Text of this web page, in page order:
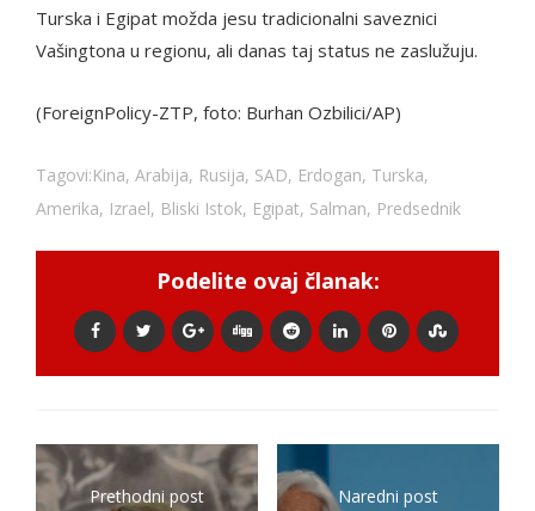
Turska i Egipat možda jesu tradicionalni saveznici
Vašingtona u regionu, ali danas taj status ne zaslužuju.
(ForeignPolicy-ZTP, foto: Burhan Ozbilici/AP)
Tagovi:Kina, Arabija, Rusija, SAD, Erdogan, Turska,
Amerika, Izrael, Bliski Istok, Egipat, Salman, Predsednik
Podelite ovaj članak:
Prethodni post Naredni post